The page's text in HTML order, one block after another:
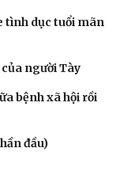
tình dục tuổi mãn
người Tày
bệnh xã hội rồi
đầu)